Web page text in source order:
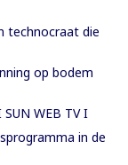
technocraat die
op bodem
WEB TV I
in de